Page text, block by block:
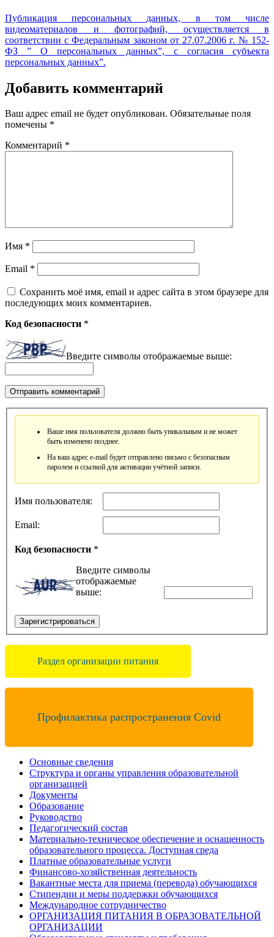
Публикация персональных данных, в том числе
видеоматериалов и фотографий, осуществляется в
соответствии с Федеральным законом от 27.07.2006 г. № 152-
ФЗ ” О персональных данных”, с согласия субъекта
персональных данных”.
Добавить комментарий
Ваш адрес email не будет опубликован. Обязательные поля
помечены *
Комментарий *
Имя *
Email *
Сохранить моё имя, email и адрес сайта в этом браузере для
последующих моих комментариев.
Код безопасности *
Введите символы отображаемые выше:
Ваше имя пользователя должно быть уникальным и не может
быть изменено позднее.
На ваш адрес e-mail будет отправлено письмо с безопасным
паролем и ссылкой для активации учётной записи.
Имя пользователя:
Email:
Код безопасности *
Введите символы
отображаемые
выше:
Зарегистрироваться
Раздел организации питания
Профилактика распространения Covid
Основные сведения
Структура и органы управления образовательной
организацией
Документы
Образование
Руководство
Педагогический состав
Материально-техническое обеспечение и оснащенность
образовательного процесса. Доступная среда
Платные образовательные услуги
Финансово-хозяйственная деятельность
Вакантные места для приема (перевода) обучающихся
Стипендии и меры поддержки обучающихся
Международное сотрудничество
ОРГАНИЗАЦИЯ ПИТАНИЯ В ОБРАЗОВАТЕЛЬНОЙ
ОРГАНИЗАЦИИ